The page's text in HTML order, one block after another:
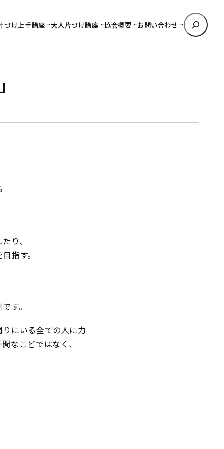
づけ上手講座 大人片づけ講座 協会概要 お問い合わせ
検
索
り、
指す。
す。
にいる全ての人に力
なこどではなく、